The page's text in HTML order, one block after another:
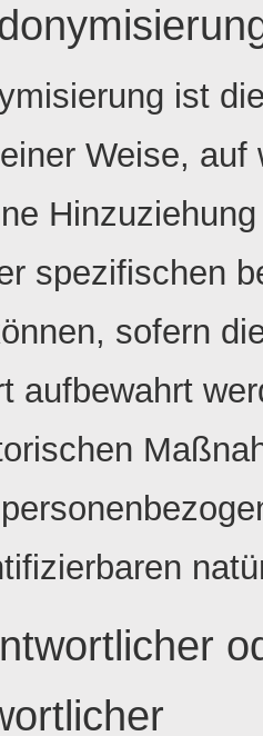
ist
Weise,
spezifischen
sofern
aufbewahrt